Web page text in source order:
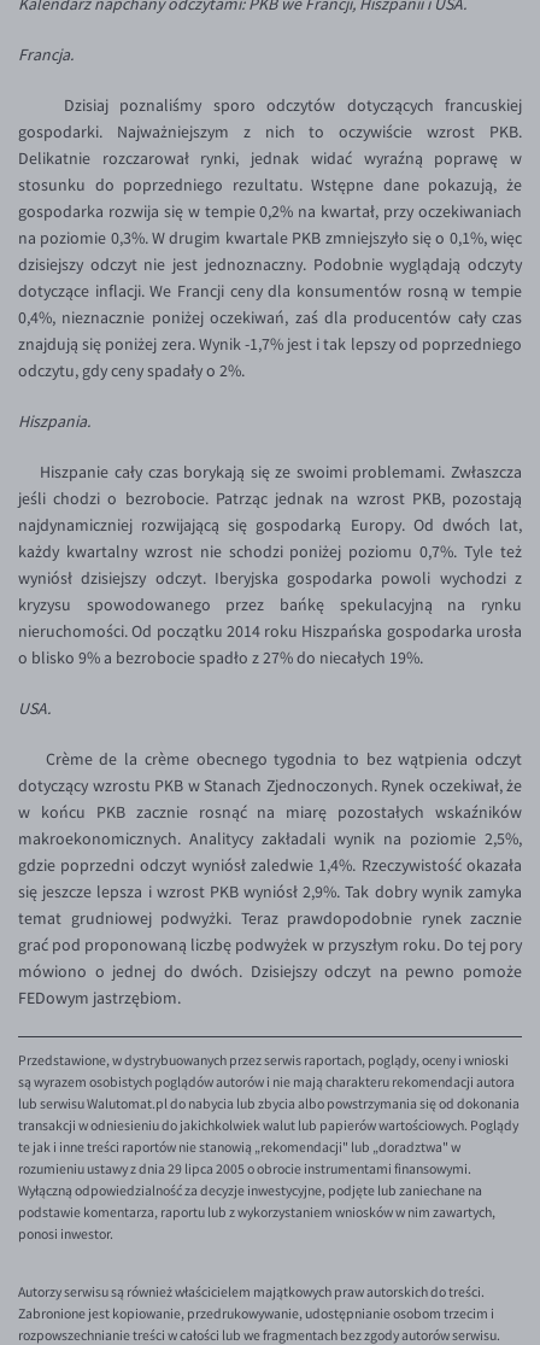
Inne pary walutowe
AUD/PLN
BGN/PLN
CAD/PLN
CNY/PLN
HKD/PLN
HUF/PLN
ILS/PLN
JPY/PLN
NZD/PLN
RON/PLN
TRY/PLN
ZAR/PLN
EUR/USD
EUR/GBP
EUR/CHF
EUR/SEK
EUR/AUD
EUR/BGN
EUR/CAD
EUR/CNY
EUR/HKD
EUR/HUF
EUR/ILS
EUR/JPY
EUR/NZD
EUR/RON
EUR/TRY
EUR/ZAR
Aplikacja mobilna
Bezpieczeństwo
Pomoc
Pomoc
FAQ
Konto i opłaty
Wymiana walut
Banki i przelewy
Przelewy zagraniczne
Słowniczek
KONTAKT
Kontakt
Dla mediów
PL
Kalendarz napchany odczytami: PKB we Francji, Hiszpanii i USA.
Francja.
Dzisiaj poznaliśmy sporo odczytów dotyczących francuskiej
gospodarki. Najważniejszym z nich to oczywiście wzrost PKB.
Delikatnie rozczarował rynki, jednak widać wyraźną poprawę w
stosunku do poprzedniego rezultatu. Wstępne dane pokazują, że
gospodarka rozwija się w tempie 0,2% na kwartał, przy oczekiwaniach
na poziomie 0,3%. W drugim kwartale PKB zmniejszyło się o 0,1%, więc
dzisiejszy odczyt nie jest jednoznaczny. Podobnie wyglądają odczyty
dotyczące inflacji. We Francji ceny dla konsumentów rosną w tempie
0,4%, nieznacznie poniżej oczekiwań, zaś dla producentów cały czas
znajdują się poniżej zera. Wynik -1,7% jest i tak lepszy od poprzedniego
odczytu, gdy ceny spadały o 2%.
Hiszpania.
Hiszpanie cały czas borykają się ze swoimi problemami. Zwłaszcza
jeśli chodzi o bezrobocie. Patrząc jednak na wzrost PKB, pozostają
najdynamiczniej rozwijającą się gospodarką Europy. Od dwóch lat,
każdy kwartalny wzrost nie schodzi poniżej poziomu 0,7%. Tyle też
wyniósł dzisiejszy odczyt. Iberyjska gospodarka powoli wychodzi z
kryzysu spowodowanego przez bańkę spekulacyjną na rynku
nieruchomości. Od początku 2014 roku Hiszpańska gospodarka urosła
o blisko 9% a bezrobocie spadło z 27% do niecałych 19%.
USA.
Crème de la crème obecnego tygodnia to bez wątpienia odczyt
dotyczący wzrostu PKB w Stanach Zjednoczonych. Rynek oczekiwał, że
w końcu PKB zacznie rosnąć na miarę pozostałych wskaźników
makroekonomicznych. Analitycy zakładali wynik na poziomie 2,5%,
gdzie poprzedni odczyt wyniósł zaledwie 1,4%. Rzeczywistość okazała
się jeszcze lepsza i wzrost PKB wyniósł 2,9%. Tak dobry wynik zamyka
temat grudniowej podwyżki. Teraz prawdopodobnie rynek zacznie
grać pod proponowaną liczbę podwyżek w przyszłym roku. Do tej pory
mówiono o jednej do dwóch. Dzisiejszy odczyt na pewno pomoże
FEDowym jastrzębiom.
Przedstawione, w dystrybuowanych przez serwis raportach, poglądy, oceny i wnioski
są wyrazem osobistych poglądów autorów i nie mają charakteru rekomendacji autora
lub serwisu Walutomat.pl do nabycia lub zbycia albo powstrzymania się od dokonania
transakcji w odniesieniu do jakichkolwiek walut lub papierów wartościowych. Poglądy
te jak i inne treści raportów nie stanowią „rekomendacji" lub „doradztwa" w
rozumieniu ustawy z dnia 29 lipca 2005 o obrocie instrumentami finansowymi.
Wyłączną odpowiedzialność za decyzje inwestycyjne, podjęte lub zaniechane na
podstawie komentarza, raportu lub z wykorzystaniem wniosków w nim zawartych,
ponosi inwestor.
Autorzy serwisu są również właścicielem majątkowych praw autorskich do treści.
Zabronione jest kopiowanie, przedrukowywanie, udostępnianie osobom trzecim i
rozpowszechnianie treści w całości lub we fragmentach bez zgody autorów serwisu.